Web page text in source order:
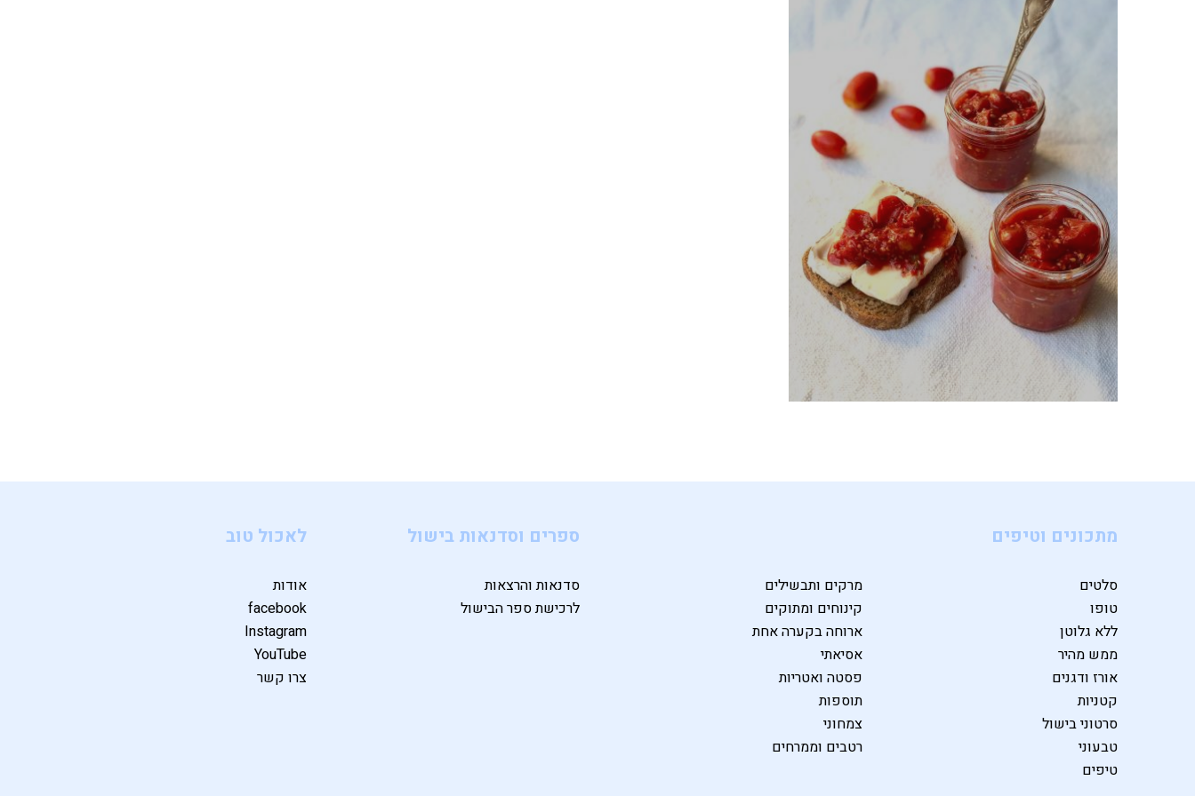
מתכונים וטיפים
סלטים
מרקים ותבשילים
טופו
קינוחים ומתוקים
ללא גלוטן
ארוחה בקערה אחת
ממש מהיר
אסיאתי
אורז ודגנים
פסטה ואטריות
קטניות
תוספות
סרטוני בישול
צמחוני
טבעוני
רטבים וממרחים
טיפים
ספרים וסדנאות בישול
סדנאות והרצאות
לרכישת ספר הבישול
לאכול טוב
אודות
facebook
Instagram
YouTube
צרו קשר